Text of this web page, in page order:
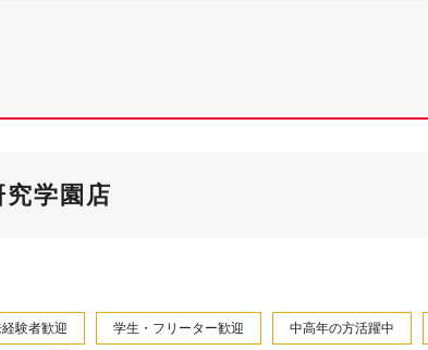
学園店
験者歓迎 学生・フリーター歓迎 中高年の方活躍中